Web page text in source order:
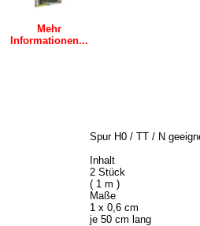
Mehr
Informationen...
Spur H0 / TT / N
Inhalt
2 Stück
( 1 m )
Maße
1 x 0,6 cm
je 50 cm lang